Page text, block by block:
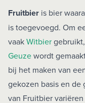
Fruitbier is bier
is toegevoegd. Om
vaakWitbier
Geuzewordt
bij het maken van
gekozen basis en de
van Fruitbier